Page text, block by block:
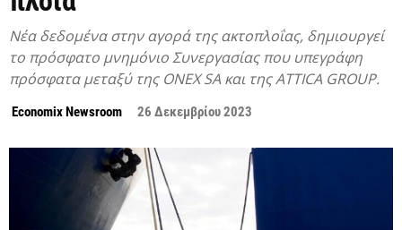
Νέα δεδομένα στην αγορά της ακτοπλοΐας, δημιουργεί
το πρόσφατο μνημόνιο Συνεργασίας που υπεγράφη
πρόσφατα μεταξύ της ONEX SA και της ATTICA GROUP.
Economix Newsroom 26 Δεκεμβρίου 2023